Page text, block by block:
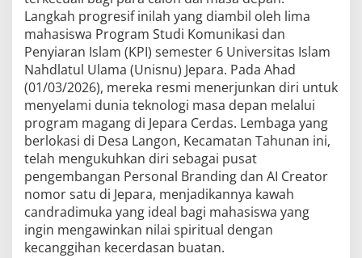
Langkah progresif inilah yang diambil oleh lima
mahasiswa Program Studi Komunikasi dan
Penyiaran Islam (KPI) semester 6 Universitas Islam
Nahdlatul Ulama (Unisnu) Jepara. Pada Ahad
(01/03/2026), mereka resmi menerjunkan diri untuk
menyelami dunia teknologi masa depan melalui
program magang di Jepara Cerdas. Lembaga yang
berlokasi di Desa Langon, Kecamatan Tahunan ini,
telah mengukuhkan diri sebagai pusat
pengembangan Personal Branding dan AI Creator
nomor satu di Jepara, menjadikannya kawah
candradimuka yang ideal bagi mahasiswa yang
ingin mengawinkan nilai spiritual dengan
kecanggihan kecerdasan buatan.